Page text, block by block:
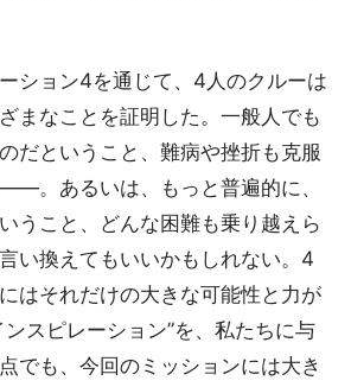
ション4を通じて、4人のクルーは
まなことを証明した。一般人でも
だということ、難病や挫折も克服
。あるいは、もっと普遍的に、
うこと、どんな困難も乗り越えら
い換えてもいいかもしれない。4
はそれだけの大きな可能性と力が
ンスピレーション”を、私たちに与
でも、今回のミッションには大き